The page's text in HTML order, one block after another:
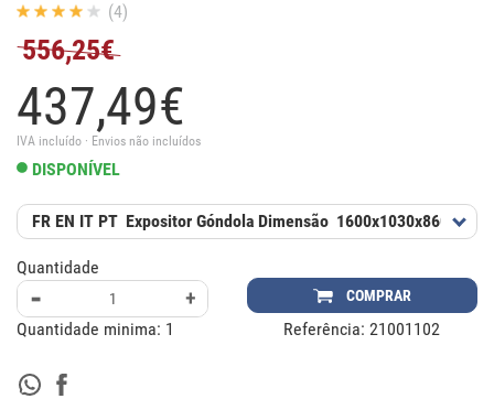
(4)
556,25€
437,49€
IVA incluído · Envios não incluídos
DISPONÍVEL
FR EN IT PT Expositor Góndola Dimensão 1600x1030x860 mm
Quantidade
- + COMPRAR
Quantidade minima: 1 Referência:21001102